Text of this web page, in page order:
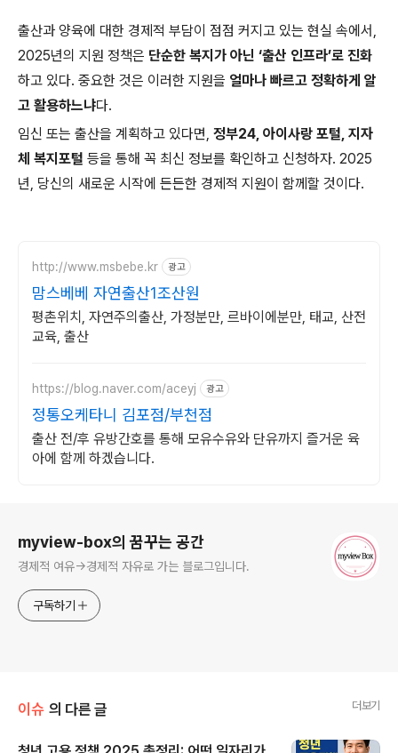
출산과 양육에 대한 경제적 부담이 점점 커지고 있는 현실 속에서,
2025년의 지원 정책은 단순한 복지가 아닌 ‘출산 인프라’로 진화
하고 있다. 중요한 것은 이러한 지원을 얼마나 빠르고 정확하게 알
고 활용하느냐다.
임신 또는 출산을 계획하고 있다면, 정부24, 아이사랑 포털, 지자
체 복지포털 등을 통해 꼭 최신 정보를 확인하고 신청하자. 2025
년, 당신의 새로운 시작에 든든한 경제적 지원이 함께할 것이다.
http://www.msbebe.kr 광고
맘스베베 자연출산1조산원
평촌위치, 자연주의출산, 가정분만, 르바이에분만, 태교, 산전
교육, 출산
https://blog.naver.com/aceyj 광고
정통오케타니 김포점/부천점
출산 전/후 유방간호를 통해 모유수유와 단유까지 즐거운 육
아에 함께 하겠습니다.
myview-box의 꿈꾸는 공간
경제적 여유->경제적 자유로 가는 블로그입니다.
구독하기
이슈 의 다른 글 더보기